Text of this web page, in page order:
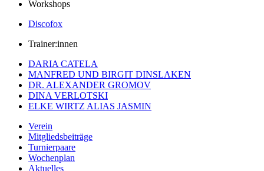
Workshops
Discofox
Trainer:innen
DARIA CATELA
MANFRED UND BIRGIT DINSLAKEN
DR. ALEXANDER GROMOV
DINA VERLOTSKI
ELKE WIRTZ ALIAS JASMIN
Verein
Mitgliedsbeiträge
Turnierpaare
Wochenplan
Aktuelles